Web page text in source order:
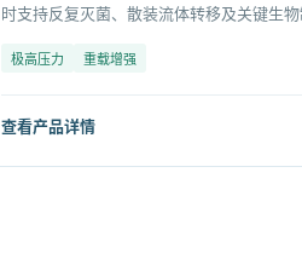
时支持反复灭菌、散装流体转移及关键生物
极高压力 重载增强
查看产品详情